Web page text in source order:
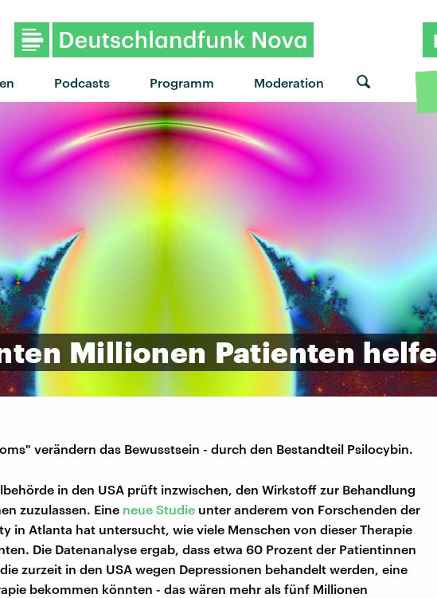
Podcasts Programm Moderation
"Collar" von Sophie Meiers ·
Millionen Patienten
verändern das Bewusstsein - durch den Bestandteil Psilocybin.
in den USA prüft inzwischen, den Wirkstoff zur Behandlung
zuzulassen. Eine neue Studie unter anderem von Forschenden der
in Atlanta hat untersucht, wie viele Menschen von dieser Therapie
Die Datenanalyse ergab, dass etwa 60 Prozent der Patientinnen
zurzeit in den USA wegen Depressionen behandelt werden, eine
bekommen könnten - das wären mehr als fünf Millionen